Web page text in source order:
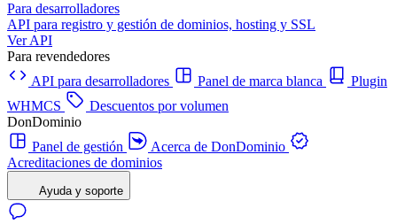
Para desarrolladores
API para registro y gestión de dominios, hosting y SSL
Ver API
Para revendedores
API para desarrolladores
Panel de marca blanca
Plugin
WHMCS
Descuentos por volumen
DonDominio
Panel de gestión
Acerca de DonDominio
Acreditaciones de dominios
Ayuda y soporte